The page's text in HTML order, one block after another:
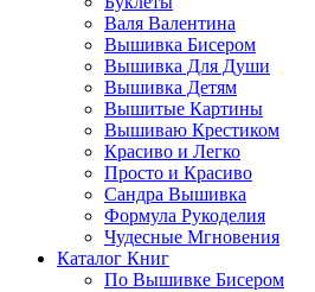
Валя Валентина
Вышивка Бисером
Вышивка Для Души
Вышивка Детям
Вышитые Картины
Вышиваю Крестиком
Красиво и Легко
Просто и Красиво
Сандра Вышивка
Формула Рукоделия
Чудесные Мгновения
Каталог Книг
По Вышивке Бисером